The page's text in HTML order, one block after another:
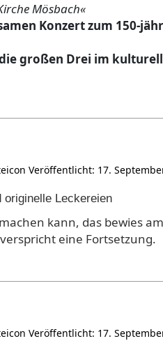
Mösbach«
Konzert zum 150-
großen Drei im
Veröffentlicht: 17.
originelle Leckereien
kann, das bewies
eine Fortsetzung.
Veröffentlicht: 17.